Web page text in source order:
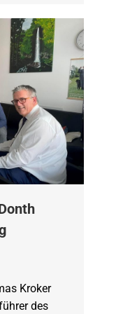
Kroker
des